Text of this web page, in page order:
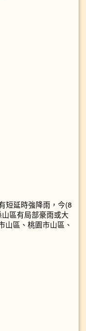
短延時強降雨，今(8
區有局部豪雨或大
山區、桃園市山區、